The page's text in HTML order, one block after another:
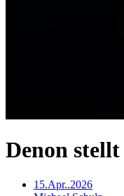
Denon
15.Apr..2026